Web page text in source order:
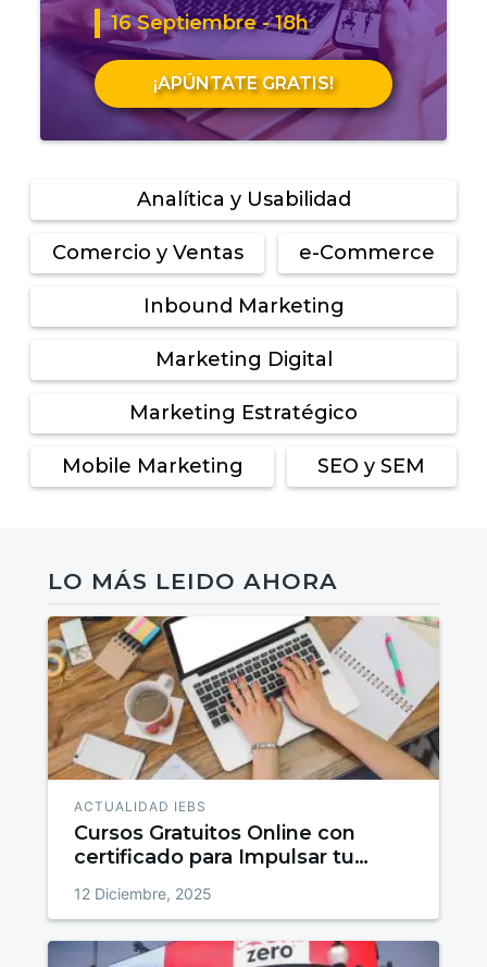
16 Septiembre - 18h
¡APÚNTATE GRATIS!
Analítica y Usabilidad
Comercio y Ventas e-Commerce
Inbound Marketing
Marketing Digital
Marketing Estratégico
Mobile Marketing SEO y SEM
LO MÁS LEIDO AHORA
ACTUALIDAD IEBS
Cursos Gratuitos Online con
certificado para Impulsar tu
12 Diciembre, 2025